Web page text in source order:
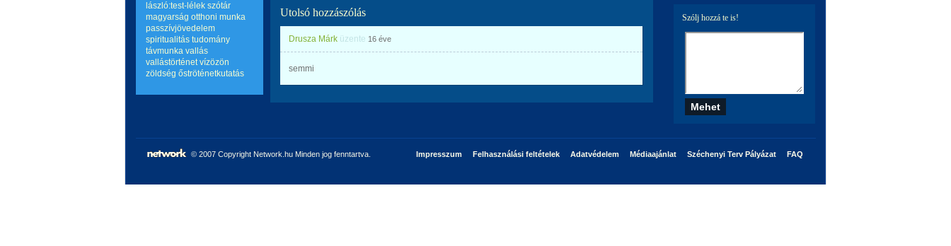
lászló:test-lélek szótár
magyarság otthoni munka
passzívjövedelem
spiritualitás tudomány
távmunka vallás
vallástörténet vízözön
zöldség őströténetkutatás
Utolsó hozzászólás
Drusza Márk üzente 16 éve
semmi
Szólj hozzá te is!
© 2007 Copyright Network.hu Minden jog fenntartva. Impresszum Felhasználási feltételek Adatvédelem Médiaajánlat Széchenyi Terv Pályázat FAQ